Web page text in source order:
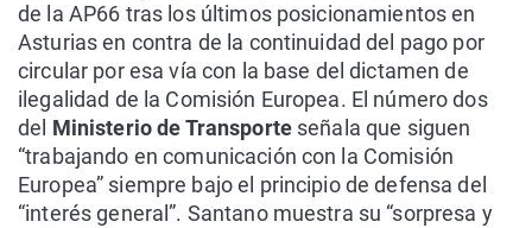
de la AP66 tras los últimos posicionamientos en
Asturias en contra de la continuidad del pago por
circular por esa vía con la base del dictamen de
ilegalidad de la Comisión Europea. El número dos
del Ministerio de Transporteseñala que siguen
“trabajando en comunicación con la Comisión
Europea” siempre bajo el principio de defensa del
“interés general”. Santano muestra su “sorpresa y